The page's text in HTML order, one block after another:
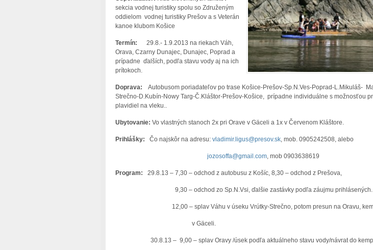
sekcia vodnej turistiky spolu so Združeným
oddielom vodnej turistiky Prešov a s Veterán
kanoe klubom Košice
Termín:
29.8.- 1.9.2013 na riekach Váh,
Orava, Czarny Dunajec, Dunajec, Poprad a
prípadne ďalších, podľa stavu vody aj na ich
prítokoch.
Doprava:
Autobusom poriadateľov po trase Košice-Prešov-Sp.N.Ves-Poprad-L.Mikuláš-
Strečno-D.Kubín-Nowy Targ-Č.Kláštor-Prešov-Košice, prípadne individuálne s možnosťou
plavidiel na vleku..
Ubytovanie: Vo vlastných stanoch 2x pri Orave v Gäceli a 1x v Červenom Kláštore.
Prihlášky: Čo najskôr na adresu: vladimir.ligus@presov.sk, mob. 0905242508, alebo
jozosoffa@gmail.com, mob 0903638619
Program: 29.8.13 – 7,30 – odchod z autobusu z Košíc, 8,30 – odchod z Prešova,
9,30 – odchod zo Sp.N.Vsi, ďalšie zastávky podľa záujmu prihlásených.
12,00 – splav Váhu v úseku Vrútky-Strečno, potom presun na Oravu,
v Gäceli.
30.8.13 – 9,00 – splav Oravy /úsek podľa aktuálneho stavu vody/návrat do